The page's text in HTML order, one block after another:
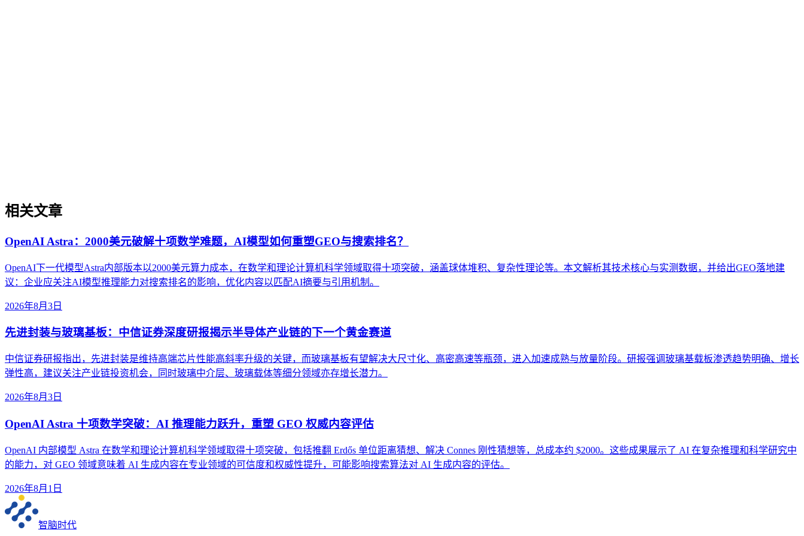
相关文章
OpenAI Astra：2000美元破解十项数学难题，AI模型如何重塑GEO与搜索排名？
OpenAI下一代模型Astra内部版本以2000美元算力成本，在数学和理论计算机科学领域取得十项突破，涵盖球体堆积、复杂性理论等。本文解析其技术核心与实测数据，并给出GEO落地建
议：企业应关注AI模型推理能力对搜索排名的影响，优化内容以匹配AI摘要与引用机制。
2026年8月3日
先进封装与玻璃基板：中信证券深度研报揭示半导体产业链的下一个黄金赛道
中信证券研报指出，先进封装是维持高端芯片性能高斜率升级的关键，而玻璃基板有望解决大尺寸化、高密高速等瓶颈，进入加速成熟与放量阶段。研报强调玻璃基载板渗透趋势明确、增长
弹性高，建议关注产业链投资机会，同时玻璃中介层、玻璃载体等细分领域亦存增长潜力。
2026年8月3日
OpenAI Astra 十项数学突破：AI 推理能力跃升，重塑 GEO 权威内容评估
OpenAI 内部模型 Astra 在数学和理论计算机科学领域取得十项突破，包括推翻 Erdős 单位距离猜想、解决 Connes 刚性猜想等，总成本约 $2000。这些成果展示了 AI 在复杂推理和科学研究中
的能力，对 GEO 领域意味着 AI 生成内容在专业领域的可信度和权威性提升，可能影响搜索算法对 AI 生成内容的评估。
2026年8月1日
智脑时代